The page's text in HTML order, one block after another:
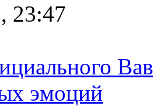
23:47
эмоций